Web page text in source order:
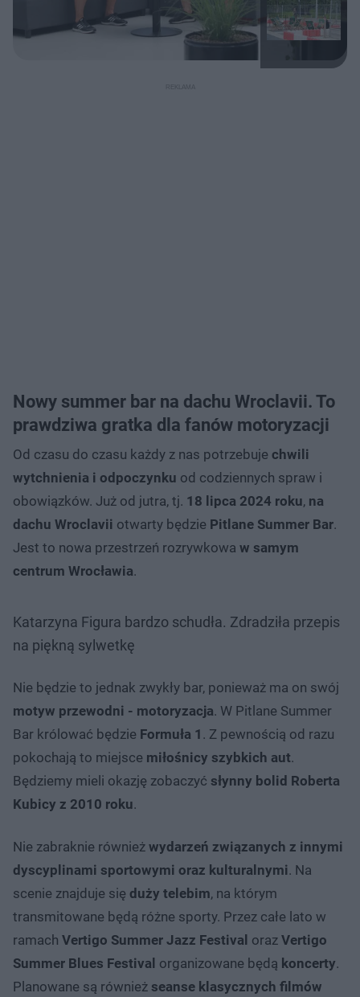
Nowy summer bar na dachu Wroclavii. To
prawdziwa gratka dla fanów motoryzacji
Od czasu do czasu każdy z nas potrzebuje chwili
wytchnienia i odpoczynku od codziennych spraw i
obowiązków. Już od jutra, tj. 18 lipca 2024 roku, na
dachu Wroclavii otwarty będzie Pitlane Summer Bar.
Jest to nowa przestrzeń rozrywkowa w samym
centrum Wrocławia.
Katarzyna Figura bardzo schudła. Zdradziła przepis
na piękną sylwetkę
Nie będzie to jednak zwykły bar, ponieważ ma on swój
motyw przewodni - motoryzacja. W Pitlane Summer
Bar królować będzie Formuła 1 . Z pewnością od razu
pokochają to miejsce miłośnicy szybkich aut.
Będziemy mieli okazję zobaczyć słynny bolid Roberta
Kubicy z 2010 roku.
Nie zabraknie również wydarzeń związanych z innymi
dyscyplinami sportowymi oraz kulturalnymi. Na
scenie znajduje się duży telebim, na którym
transmitowane będą różne sporty. Przez całe lato w
ramach Vertigo Summer Jazz Festival oraz Vertigo
Summer Blues Festival organizowane będą koncerty.
Planowane są również seanse klasycznych filmów